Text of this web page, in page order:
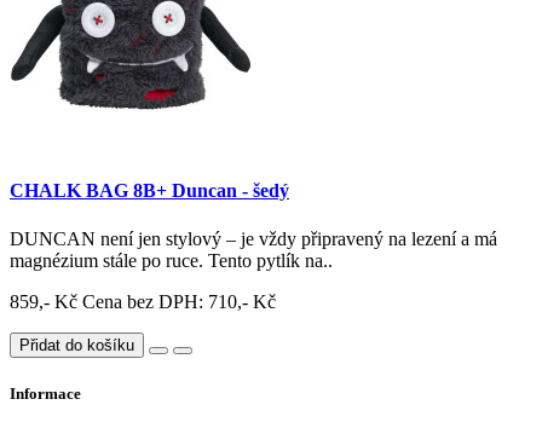
CHALK BAG 8B+ Duncan - šedý
DUNCAN není jen stylový – je vždy připravený na lezení a má
magnézium stále po ruce. Tento pytlík na..
859,- Kč Cena bez DPH: 710,- Kč
Přidat do košíku
Informace